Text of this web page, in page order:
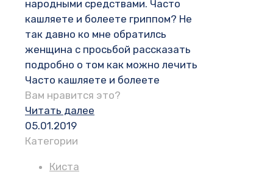
народными средствами. Часто
кашляете и болеете гриппом? Не
так давно ко мне обратилсь
женщина с просьбой рассказать
подробно о том как можно лечить
Часто кашляете и болеете
Вам нравится это?
Читать далее
05.01.2019
Категории
Киста